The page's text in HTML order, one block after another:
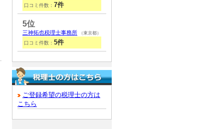
口コミ件数： 7件
5位
三神拓也税理士事務所 （東京都）
口コミ件数： 5件
ご登録希望の税理士の方は
こちら